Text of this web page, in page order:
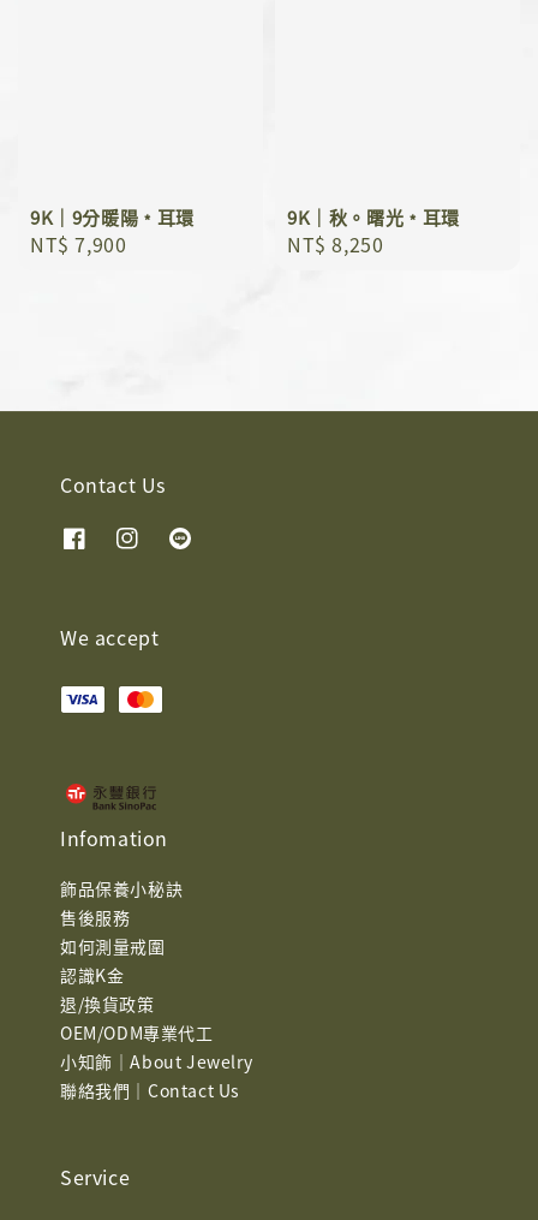
9K｜9分暖陽﹡耳環
Regular
NT$ 7,900
9K｜秋。曙光﹡耳環
Regular
NT$ 8,250
Contact Us
We accept
Infomation
飾品保養小秘訣
售後服務
如何測量戒圍
認識K金
退/換貨政策
OEM/ODM專業代工
小知飾｜About Jewelry
聯絡我們｜Contact Us
Service